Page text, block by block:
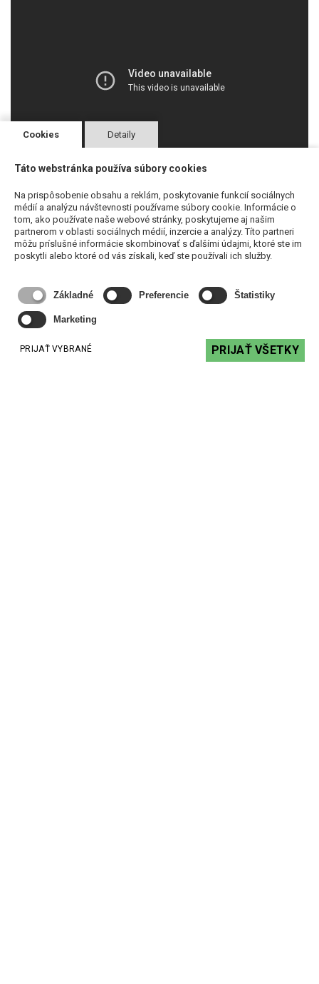
Technické parametre
Podobné produkty
Cookies Detaily
Táto webstránka používa súbory cookies
Na prispôsobenie obsahu a reklám, poskytovanie funkcií sociálnych
médií a analýzu návštevnosti používame súbory cookie. Informácie o
tom, ako používate naše webové stránky, poskytujeme aj našim
partnerom v oblasti sociálnych médií, inzercie a analýzy. Títo partneri
môžu príslušné informácie skombinovať s ďalšími údajmi, ktoré ste im
poskytli alebo ktoré od vás získali, keď ste používali ich služby.
Základné Preferencie Štatistiky
Marketing
PRIJAŤ VYBRANÉ PRIJAŤ VŠETKY